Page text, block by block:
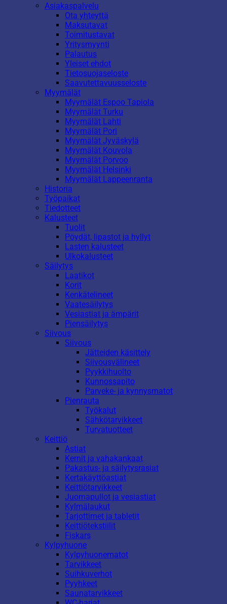
Asiakaspalvelu
Ota yhteyttä
Maksutavat
Toimitustavat
Yritysmyynti
Palautus
Yleiset ehdot
Tietosuojaseloste
Saavutettavuusseloste
Myymälät
Myymälät Espoo Tapiola
Myymälät Turku
Myymälät Lahti
Myymälät Pori
Myymälät Jyväskylä
Myymälät Kouvola
Myymälät Porvoo
Myymälät Helsinki
Myymälät Lappeenranta
Historia
Työpaikat
Tiedotteet
Kalusteet
Tuolit
Pöydät, lipastot ja hyllyt
Lasten kalusteet
Ulkokalusteet
Säilytys
Laatikot
Korit
Kenkätelineet
Vaatesäilytys
Vesiastiat ja ämpärit
Piensäilytys
Siivous
Siivous
Jätteiden käsittely
Siivousvälineet
Pyykkihuolto
Kunnossapito
Parveke- ja kynnysmatot
Pienrauta
Työkalut
Sähkötarvikkeet
Turvatuotteet
Keittiö
Astiat
Kernit ja vahakankaat
Pakastus- ja säilytysrasiat
Kertakäyttöastiat
Keittiötarvikkeet
Juomapullot ja vesiastiat
Kylmälaukut
Tarjottimet ja tabletit
Keittiötekstiilit
Fiskars
Kylpyhuone
Kylpyhuonematot
Tarvikkeet
Suihkuverhot
Pyyhkeet
Saunatarvikkeet